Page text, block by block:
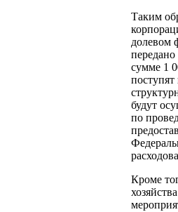
Таким
долевом
сумме 1
будут
по
Кроме